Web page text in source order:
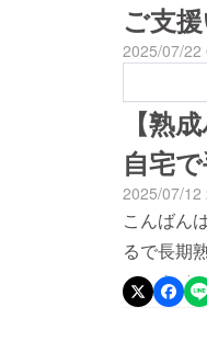
ご支
2025/07/22
【熟
自宅
2025/07/12
こんばん
るで長期
ルにウイ
験、始め